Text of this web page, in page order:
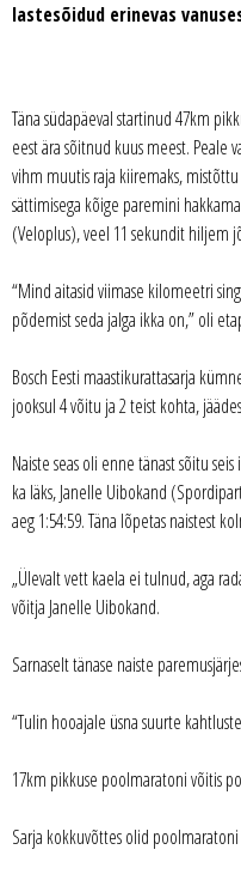
lastesõidud erinevas
Täna südapäeval startinud 47km
eest ära sõitnud kuus meest. Peale
vihm muutis raja kiiremaks,
sättimisega kõige paremini
(Veloplus), veel 11 sekundit hiljem
“Mind aitasid viimase kilomeetri
põdemist seda jalga ikka on,” oli
Bosch Eesti maastikurattasarja
jooksul 4 võitu ja 2 teist kohta,
Naiste seas oli enne tänast sõitu
ka läks, Janelle Uibokand
aeg 1:54:59. Täna lõpetas naistest
„Ülevalt vett kaela ei tulnud, aga
võitja Janelle Uibokand.
Sarnaselt tänase naiste
“Tulin hooajale üsna suurte
17km pikkuse poolmaratoni võitis
Sarja kokkuvõttes olid